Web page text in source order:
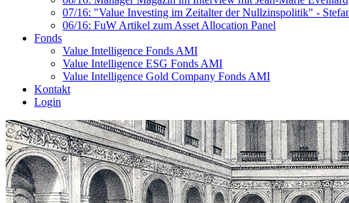
07/16: "Value Investing im Zeitalter der Nullzinspolitik" -
06/16: FuW Artikel zum Asset Allocation Panel
Fonds
Value Intelligence Fonds AMI
Value Intelligence ESG Fonds AMI
Value Intelligence Gold Company Fonds AMI
Kontakt
Login